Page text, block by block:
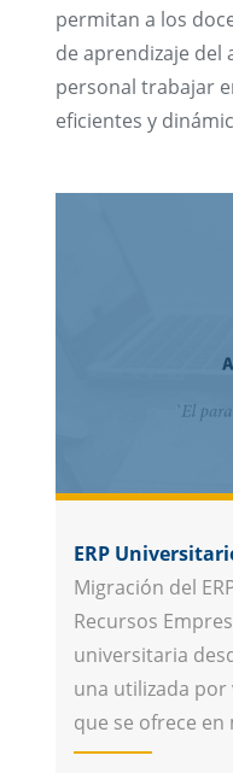
permitan a los
de aprendizaje del
personal trabajar
eficientes y
ERP
Migración del
Recursos
universitaria
una utilizada por
que se ofrece en